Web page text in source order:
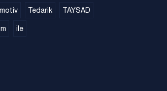
Tedarik TAYSAD
ile